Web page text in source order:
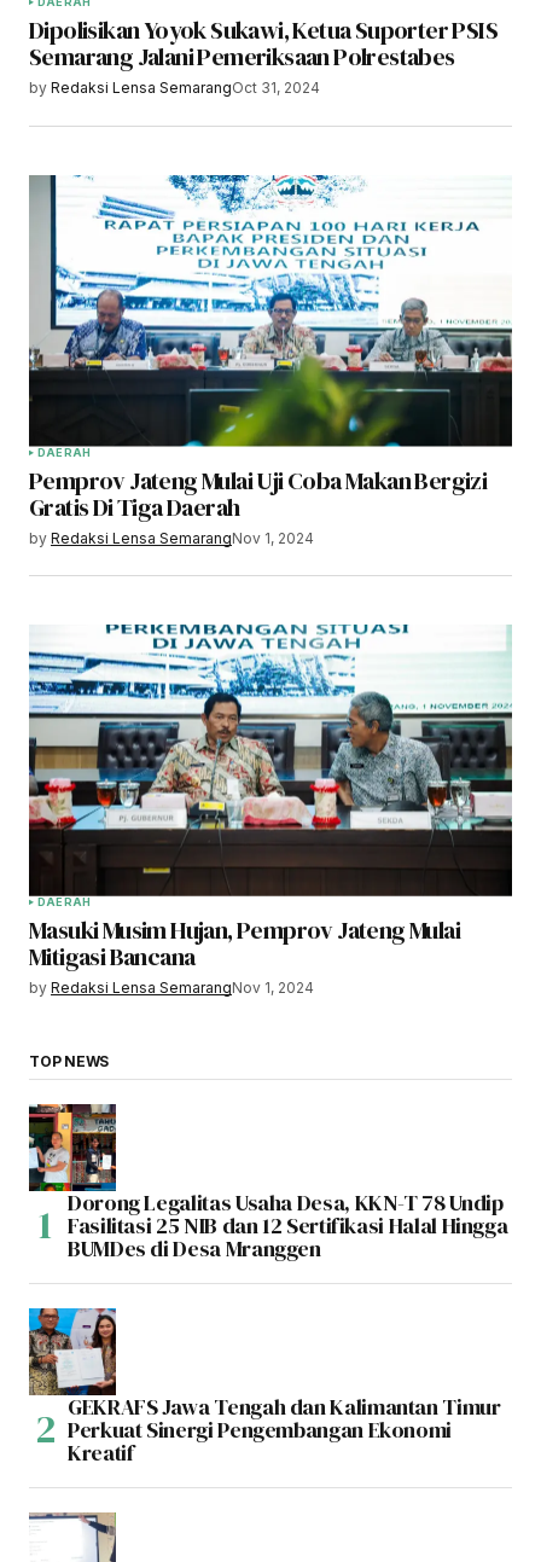
Dipolisikan Yoyok Sukawi, Ketua Suporter PSIS
Semarang Jalani Pemeriksaan Polrestabes
by Redaksi Lensa SemarangOct 31, 2024
DAERAH
Pemprov Jateng Mulai Uji Coba Makan Bergizi
Gratis Di Tiga Daerah
by Redaksi Lensa SemarangNov 1, 2024
DAERAH
Masuki Musim Hujan, Pemprov Jateng Mulai
Mitigasi Bancana
by Redaksi Lensa SemarangNov 1, 2024
TOP NEWS
Dorong Legalitas Usaha Desa, KKN-T 78 Undip
Fasilitasi 25 NIB dan 12 Sertifikasi Halal Hingga
BUMDes di Desa Mranggen
GEKRAFS Jawa Tengah dan Kalimantan Timur
Perkuat Sinergi Pengembangan Ekonomi
Kreatif